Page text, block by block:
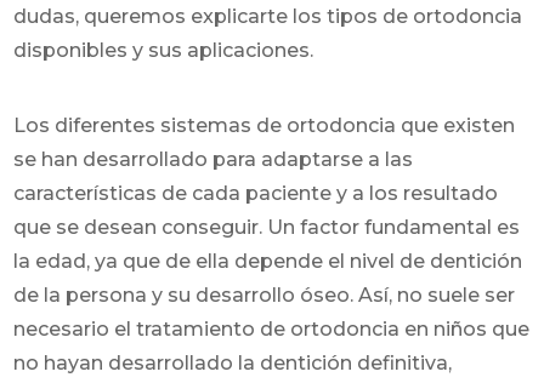
dudas, queremos explicarte los tipos de ortodoncia
disponibles y sus aplicaciones.
Los diferentes sistemas de ortodoncia que existen
se han desarrollado para adaptarse a las
características de cada paciente y a los resultado
que se desean conseguir. Un factor fundamental es
la edad, ya que de ella depende el nivel de dentición
de la persona y su desarrollo óseo. Así, no suele ser
necesario el tratamiento de ortodoncia en niños que
no hayan desarrollado la dentición definitiva,